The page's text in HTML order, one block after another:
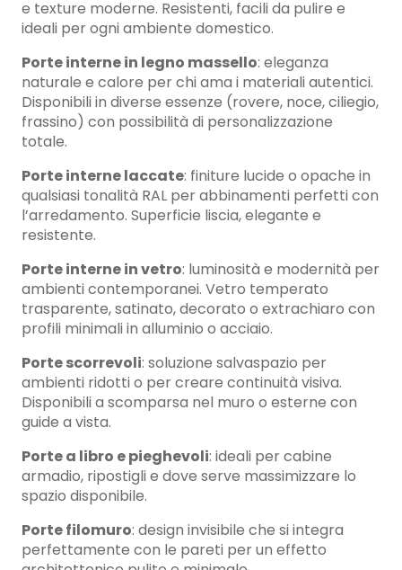
e texture moderne. Resistenti, facili da pulire e
ideali per ogni ambiente domestico.
Porte interne in legno massello: eleganza
naturale e calore per chi ama i materiali autentici.
Disponibili in diverse essenze (rovere, noce, ciliegio,
frassino) con possibilità di personalizzazione
totale.
Porte interne laccate: finiture lucide o opache in
qualsiasi tonalità RAL per abbinamenti perfetti con
l’arredamento. Superficie liscia, elegante e
resistente.
Porte interne in vetro: luminosità e modernità per
ambienti contemporanei. Vetro temperato
trasparente, satinato, decorato o extrachiaro con
profili minimali in alluminio o acciaio.
Porte scorrevoli: soluzione salvaspazio per
ambienti ridotti o per creare continuità visiva.
Disponibili a scomparsa nel muro o esterne con
guide a vista.
Porte a libro e pieghevoli: ideali per cabine
armadio, ripostigli e dove serve massimizzare lo
spazio disponibile.
Porte filomuro: design invisibile che si integra
perfettamente con le pareti per un effetto